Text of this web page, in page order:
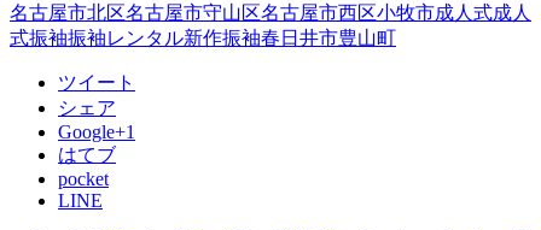
名古屋市北区名古屋市守山区名古屋市西区小牧市成人式成人
式振袖振袖レンタル新作振袖春日井市豊山町
ツイート
シェア
Google+1
はてブ
pocket
LINE